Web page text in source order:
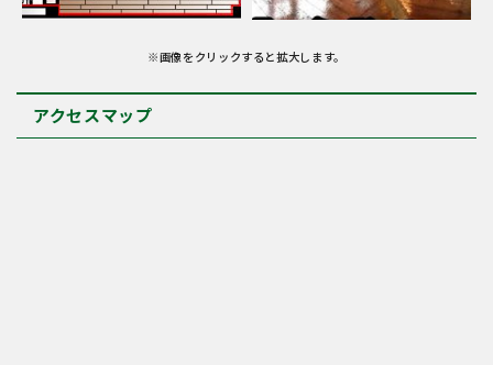
※画像をクリックすると拡大します。
アクセスマップ